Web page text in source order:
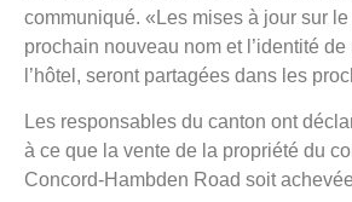
communiqué. «Les mises à jour sur
prochain nouveau nom et l’identité
l’hôtel, seront partagées dans les
Les responsables du canton ont
à ce que la vente de la propriété du
Concord-Hambden Road soit